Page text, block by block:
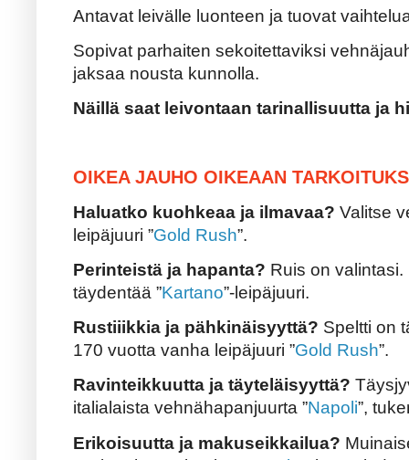
Antavat leivälle luonteen ja tuovat
Sopivat parhaiten sekoitettaviksi
jaksaa nousta kunnolla.
Näillä saat leivontaan tarinallisuutta ja
OIKEA JAUHO OIKEAAN
Haluatko kuohkeaa ja ilmavaa? Valitse
leipäjuuri ”Gold Rush”.
Perinteistä ja hapanta? Ruis on
täydentää ”Kartano”-leipäjuuri.
Rustiiikkia ja pähkinäisyyttä? Speltti on
170 vuotta vanha leipäjuuri ”Gold Rush”.
Ravinteikkuutta ja täyteläisyyttä?
italialaista vehnähapanjuurta ”Napoli”,
Erikoisuutta ja makuseikkailua?